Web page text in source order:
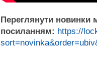
Переглянути новинки
посиланням: https://